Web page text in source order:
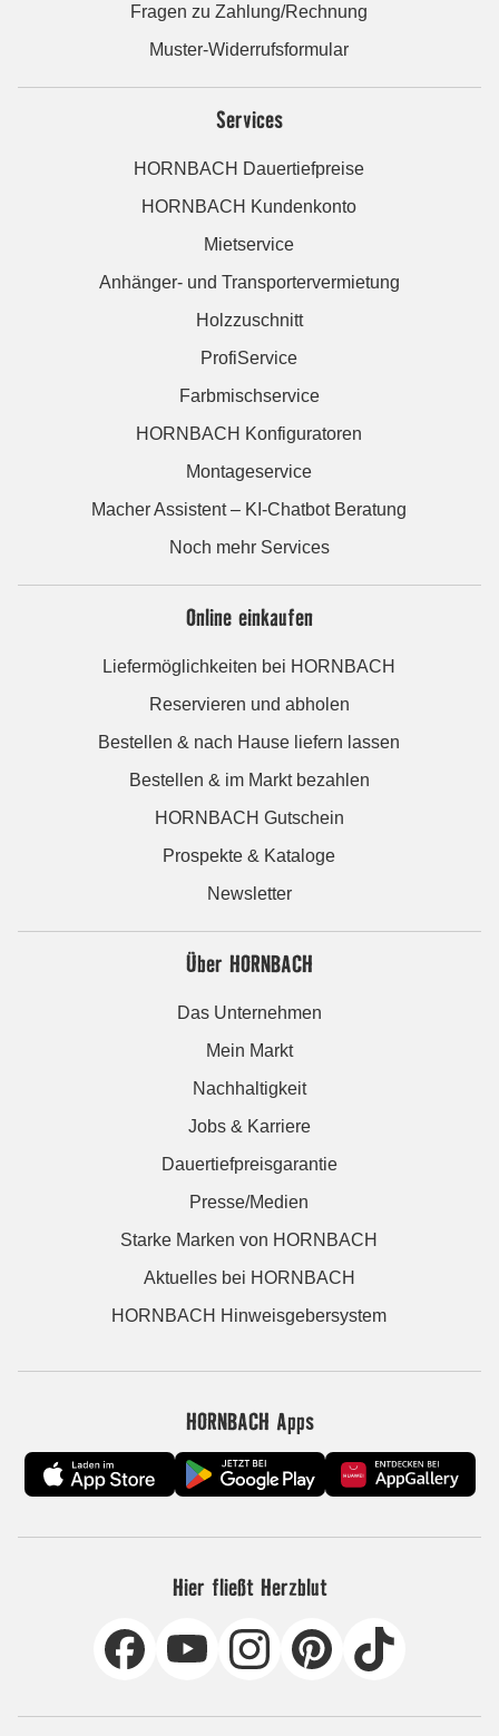
Fragen zu Zahlung/Rechnung
Muster-Widerrufsformular
Services
HORNBACH Dauertiefpreise
HORNBACH Kundenkonto
Mietservice
Anhänger- und Transportervermietung
Holzzuschnitt
ProfiService
Farbmischservice
HORNBACH Konfiguratoren
Montageservice
Macher Assistent – KI-Chatbot Beratung
Noch mehr Services
Online einkaufen
Liefermöglichkeiten bei HORNBACH
Reservieren und abholen
Bestellen & nach Hause liefern lassen
Bestellen & im Markt bezahlen
HORNBACH Gutschein
Prospekte & Kataloge
Newsletter
Über HORNBACH
Das Unternehmen
Mein Markt
Nachhaltigkeit
Jobs & Karriere
Dauertiefpreisgarantie
Presse/Medien
Starke Marken von HORNBACH
Aktuelles bei HORNBACH
HORNBACH Hinweisgebersystem
HORNBACH Apps
Hier fließt Herzblut